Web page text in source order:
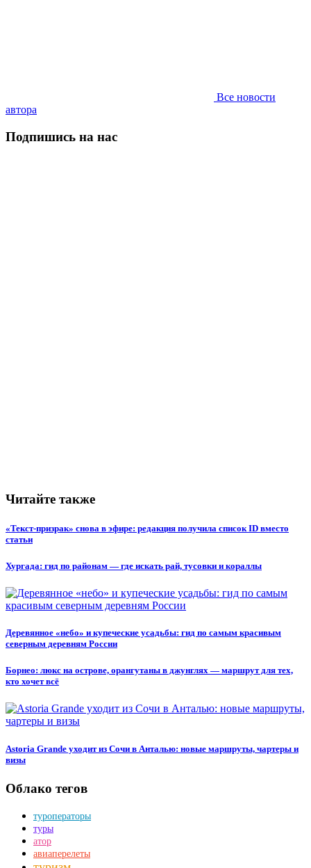
Все новости
автора
Подпишись на нас
Читайте также
«Текст-призрак» снова в эфире: редакция получила список ID вместо
статьи
Хургада: гид по районам — где искать рай, тусовки и кораллы
Деревянное «небо» и купеческие усадьбы: гид по самым красивым
северным деревням России
Борнео: люкс на острове, орангутаны в джунглях — маршрут для тех,
кто хочет всё
Astoria Grande уходит из Сочи в Анталью: новые маршруты, чартеры и
визы
Облако тегов
туроператоры
туры
атор
авиаперелеты